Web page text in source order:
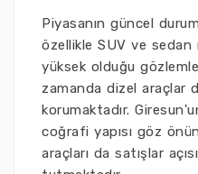
Piyasanın güncel
özellikle SUV ve
yüksek olduğu
zamanda dizel araçlar
korumaktadır.
coğrafi yapısı göz
araçları da satışlar